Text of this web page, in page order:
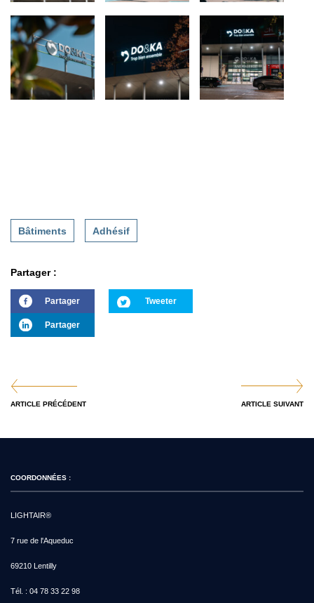
Bâtiments Adhésif
Partager :
Partager Tweeter
Partager
ARTICLE PRÉCÉDENT ARTICLE SUIVANT
COORDONNÉES :
LIGHTAIR®
7 rue de l'Aqueduc
69210 Lentilly
Tél. : 04 78 33 22 98